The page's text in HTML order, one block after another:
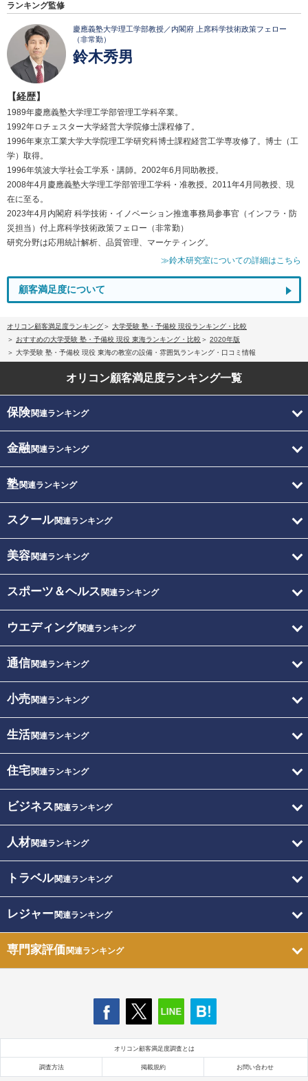
ランキング監修
慶應義塾大学理工学部教授／内閣府 上席科学技術政策フェロー
（非常勤）
鈴木秀男
【経歴】
1989年慶應義塾大学理工学部管理工学科卒業。
1992年ロチェスター大学経営大学院修士課程修了。
1996年東京工業大学大学院理工学研究科博士課程経営工学専攻修了。博士（工
学）取得。
1996年筑波大学社会工学系・講師。2002年6月同助教授。
2008年4月慶應義塾大学理工学部管理工学科・准教授。2011年4月同教授、現
在に至る。
2023年4月内閣府 科学技術・イノベーション推進事務局参事官（インフラ・防
災担当）付上席科学技術政策フェロー（非常勤）
研究分野は応用統計解析、品質管理、マーケティング。
≫鈴木研究室についての詳細はこちら
顧客満足度について
オリコン顧客満足度ランキング
大学受験 塾・予備校 現役ランキング・比較
おすすめの大学受験 塾・予備校 現役 東海ランキング・比較
2020年版
大学受験 塾・予備校 現役 東海の教室の設備・雰囲気ランキング・口コミ情報
オリコン顧客満足度ランキング一覧
保険関連ランキング
金融関連ランキング
塾関連ランキング
スクール関連ランキング
美容関連ランキング
スポーツ＆ヘルス 関連ランキング
ウエディング関連ランキング
通信関連ランキング
小売関連ランキング
生活関連ランキング
住宅関連ランキング
ビジネス 関連ランキング
人材関連ランキング
トラベル関連ランキング
レジャー関連ランキング
専門家評価関連ランキング
オリコン顧客満足度調査とは
調査方法 掲載規約 お問い合わせ